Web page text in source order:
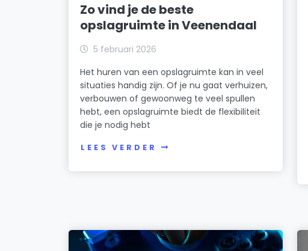
Zo vind je de beste
opslagruimte in Veenendaal
5 februari 2026
Het huren van een opslagruimte kan in veel
situaties handig zijn. Of je nu gaat verhuizen,
verbouwen of gewoonweg te veel spullen
hebt, een opslagruimte biedt de flexibiliteit
die je nodig hebt
LEES VERDER